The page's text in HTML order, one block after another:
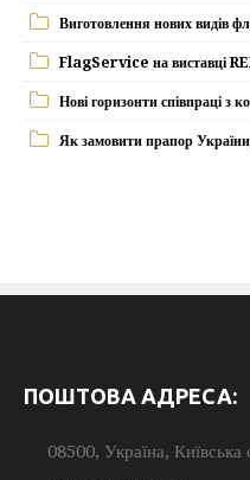
Виготовлення нових видів
FlagService на виставці
Нові горизонти співпраці
Як замовити прапор
ПОШТОВА АДРЕСА:
08500, Україна, Київська